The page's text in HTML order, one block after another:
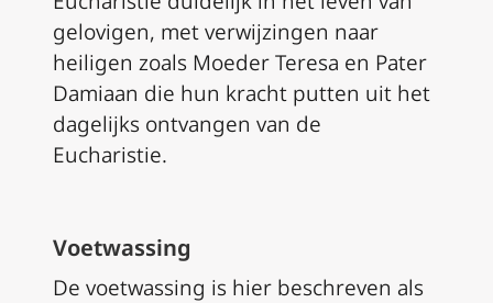
gelovigen, met verwijzingen naar
heiligen zoals Moeder Teresa en Pater
Damiaan die hun kracht putten uit het
dagelijks ontvangen van de
Eucharistie.
Voetwassing
De voetwassing is hier beschreven als